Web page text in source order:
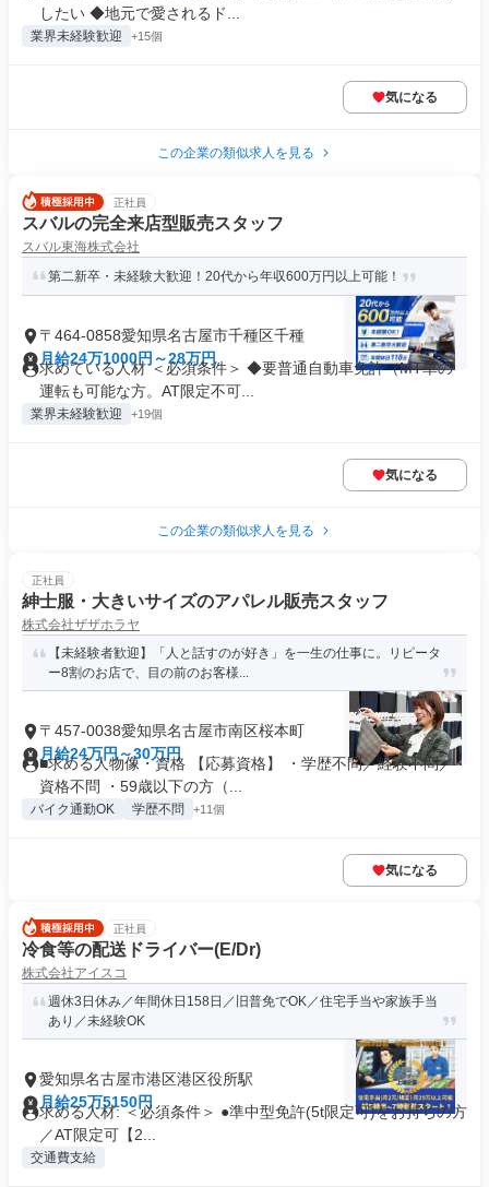
したい ◆地元で愛されるド...
業界未経験歓迎 +15個
気になる
この企業の類似求人を見る
正社員
スバルの完全来店型販売スタッフ
スバル東海株式会社
第二新卒・未経験大歓迎！20代から年収600万円以上可能！
〒464-0858愛知県名古屋市千種区千種
月給24万1000円～28万円
求めている人材 ＜必須条件＞ ◆要普通自動車免許（MT車の
運転も可能な方。AT限定不可...
業界未経験歓迎 +19個
気になる
この企業の類似求人を見る
正社員
紳士服・大きいサイズのアパレル販売スタッフ
株式会社ザザホラヤ
【未経験者歓迎】「人と話すのが好き」を一生の仕事に。リピータ
ー8割のお店で、目の前のお客様...
〒457-0038愛知県名古屋市南区桜本町
月給24万円～30万円
■求める人物像・資格 【応募資格】 ・学歴不問／経験不問／
資格不問 ・59歳以下の方（...
バイク通勤OK 学歴不問 +11個
気になる
正社員
冷食等の配送ドライバー(E/Dr)
株式会社アイスコ
週休3日休み／年間休日158日／旧普免でOK／住宅手当や家族手当
あり／未経験OK
愛知県名古屋市港区港区役所駅
月給25万5150円
求める人材: ＜必須条件＞ ●準中型免許(5t限定可)をお持ちの方
／AT限定可【2...
交通費支給